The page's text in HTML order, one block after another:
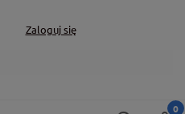
Zaloguj się